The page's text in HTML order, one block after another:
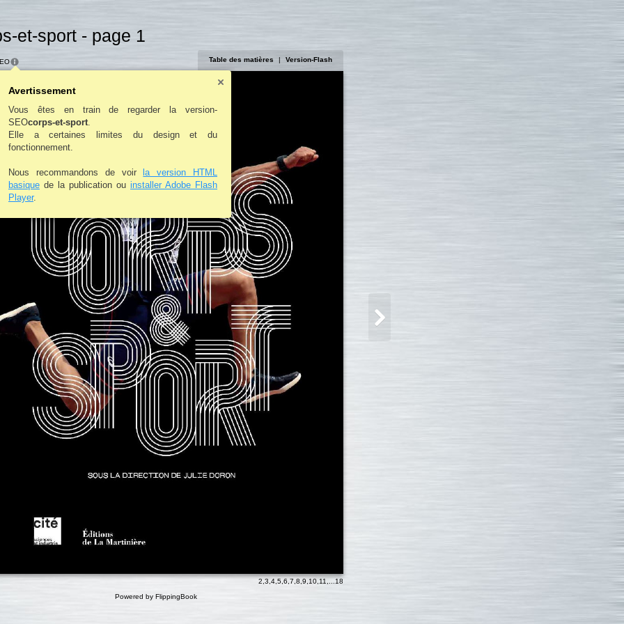
et-sport - page 1
Avertissement
Vous êtes en train de regarder la version-
SEOcorps-et-sport
Elle a certaines limites du design et du
fonctionnement.
Nous recommandons de voirla version HTML
basique de la publication ou installer Adobe Flash
Player.
Table des matières | Version-Flash
2 3 4 5 6 7 8 9 10 11
18
Powered by FlippingBook